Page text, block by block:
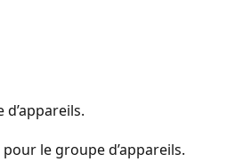
le groupe d’appareils.